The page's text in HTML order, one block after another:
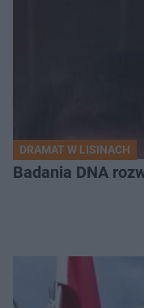
DRAMAT W LISINACH
Badania DNA